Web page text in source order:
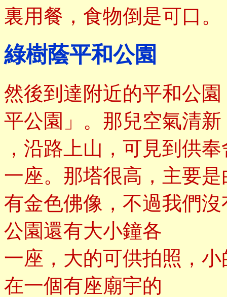
裏用餐，食物倒是可口。
綠樹蔭平和公園
然後到達附近的平和公
平公園」。那兒空氣清
，沿路上山，可見到供
一座。那塔很高，主要
有金色佛像，不過我們
公園還有大小鐘各
一座，大的可供拍照，
在一個有座廟宇的